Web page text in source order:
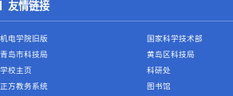
友情链接
机电学院旧版 国家科学技术部
青岛市科技局
黄岛区科技局
学校主页
科研处
正方教务系统
图书馆